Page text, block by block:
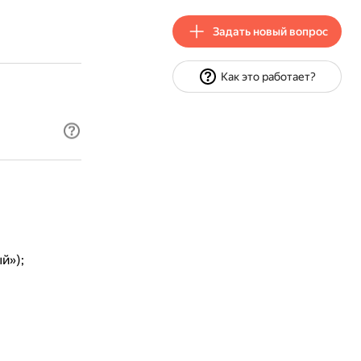
Задать новый вопрос
Как это работает?